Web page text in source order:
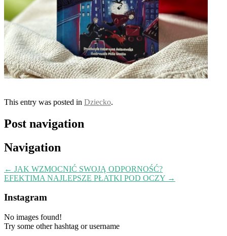
This entry was posted in Dziecko.
Post navigation
Navigation
← JAK WZMOCNIĆ SWOJĄ ODPORNOŚĆ?
EFEKTIMA NAJLEPSZE PŁATKI POD OCZY →
Instagram
No images found!
Try some other hashtag or username